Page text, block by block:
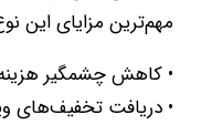
مهم‌ترین مزایای این
• کاهش چشمگیر
• دریافت تخفیف‌های